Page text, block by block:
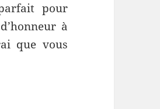
pour
à
que vous